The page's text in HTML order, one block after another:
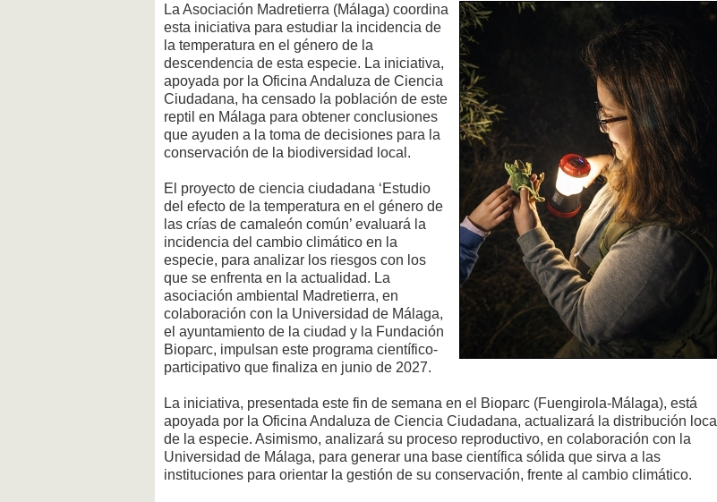
La Asociación Madretierra (Málaga) coordina
esta iniciativa para estudiar la incidencia de
la temperatura en el género de la
descendencia de esta especie. La iniciativa,
apoyada por la Oficina Andaluza de Ciencia
Ciudadana, ha censado la población de este
reptil en Málaga para obtener conclusiones
que ayuden a la toma de decisiones para la
conservación de la biodiversidad local.
El proyecto de ciencia ciudadana ‘Estudio
del efecto de la temperatura en el género de
las crías de camaleón común’ evaluará la
incidencia del cambio climático en la
especie, para analizar los riesgos con los
que se enfrenta en la actualidad. La
asociación ambiental Madretierra, en
colaboración con la Universidad de Málaga,
el ayuntamiento de la ciudad y la Fundación
Bioparc, impulsan este programa científico-
participativo que finaliza en junio de 2027.
La iniciativa, presentada este fin de semana en el Bioparc (Fuengirola-Málaga), está
apoyada por la Oficina Andaluza de Ciencia Ciudadana, actualizará la distribución local
de la especie. Asimismo, analizará su proceso reproductivo, en colaboración con la
Universidad de Málaga, para generar una base científica sólida que sirva a las
instituciones para orientar la gestión de su conservación, frente al cambio climático.